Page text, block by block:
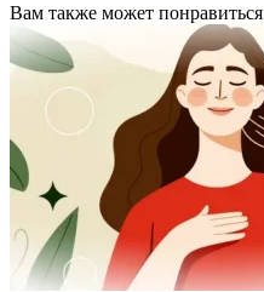
Вам также может понравиться